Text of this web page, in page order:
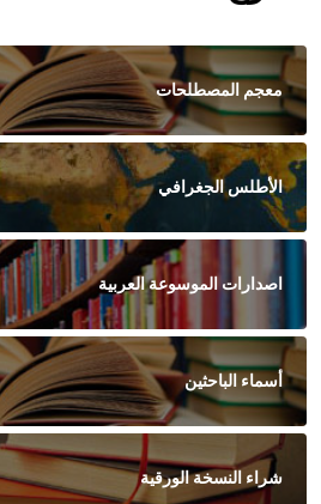
معجم المصطلحات
الأطلس الجغرافي
اصدارات الموسوعة العربية
أسماء الباحثين
شراء النسخة الورقية